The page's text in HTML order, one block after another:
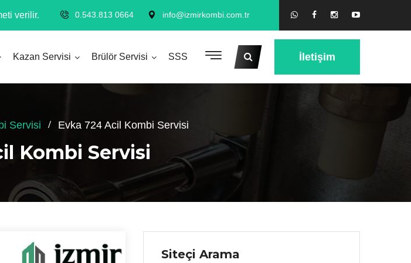
verilir. 0.543.813 0664 info@izmirkombi.com.tr
Kazan Servisi Brülör Servisi SSS İletişim
Servisi Evka 724 Acil Kombi Servisi
Kombi Servisi
Siteçi Arama